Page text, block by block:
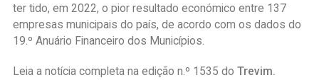
ter tido, em 2022, o pior resultado económico entre 137
empresas municipais do país, de acordo com os dados do
19.º Anuário Financeiro dos Municípios.
Leia a notícia completa na edição n.º 1535 do Trevim.